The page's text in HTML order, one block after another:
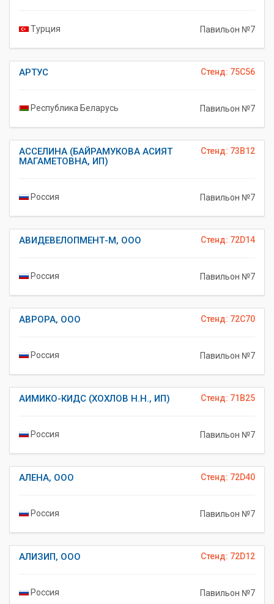
Турция Павильон №7
Стенд: 75C56
АРТУС
Республика Беларусь Павильон №7
Стенд: 73B12
АССЕЛИНА (БАЙРАМУКОВА АСИЯТ
МАГАМЕТОВНА, ИП)
Россия Павильон №7
Стенд: 72D14
АВИДЕВЕЛОПМЕНТ-М, ООО
Россия Павильон №7
Стенд: 72C70
АВРОРА, ООО
Россия Павильон №7
Стенд: 71B25
АИМИКО-КИДС (ХОХЛОВ Н.Н., ИП)
Россия Павильон №7
Стенд: 72D40
АЛЕНА, ООО
Россия Павильон №7
Стенд: 72D12
АЛИЗИП, ООО
Россия Павильон №7